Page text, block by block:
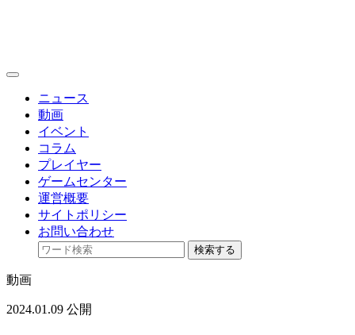
toggle
ニュース
動画
イベント
コラム
プレイヤー
ゲームセンター
運営概要
サイトポリシー
お問い合わせ
検索する
動画
2024.01.09 公開